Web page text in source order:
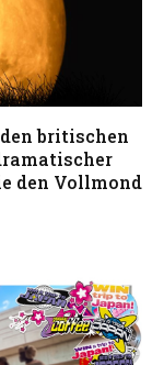
britischen
den Vollmond